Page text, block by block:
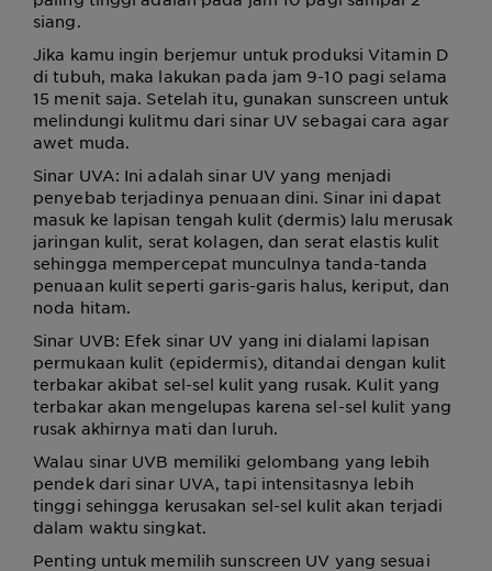
siang.
Jika kamu ingin berjemur untuk produksi Vitamin D
di tubuh, maka lakukan pada jam 9-10 pagi selama
15 menit saja. Setelah itu, gunakan sunscreen untuk
melindungi kulitmu dari sinar UV sebagai cara agar
awet muda.
Sinar UVA: Ini adalah sinar UV yang menjadi
penyebab terjadinya penuaan dini. Sinar ini dapat
masuk ke lapisan tengah kulit (dermis) lalu merusak
jaringan kulit, serat kolagen, dan serat elastis kulit
sehingga mempercepat munculnya tanda-tanda
penuaan kulit seperti garis-garis halus, keriput, dan
noda hitam.
Sinar UVB: Efek sinar UV yang ini dialami lapisan
permukaan kulit (epidermis), ditandai dengan kulit
terbakar akibat sel-sel kulit yang rusak. Kulit yang
terbakar akan mengelupas karena sel-sel kulit yang
rusak akhirnya mati dan luruh.
Walau sinar UVB memiliki gelombang yang lebih
pendek dari sinar UVA, tapi intensitasnya lebih
tinggi sehingga kerusakan sel-sel kulit akan terjadi
dalam waktu singkat.
Penting untuk memilih sunscreen UV yang sesuai